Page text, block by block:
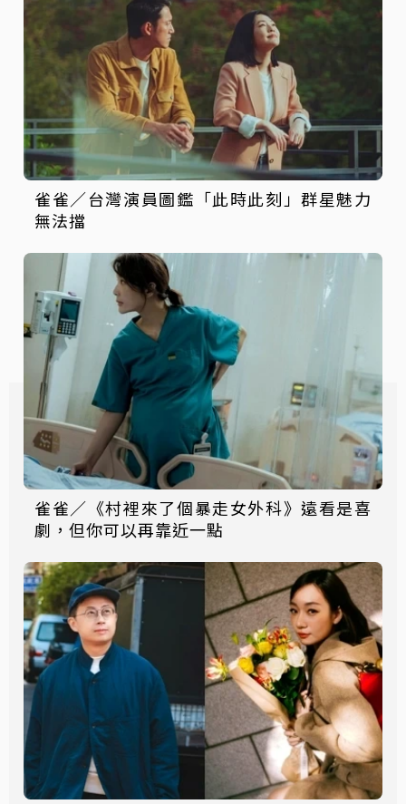
雀雀／台灣演員圖鑑「此時此刻」群星魅力
無法擋
雀雀／《村裡來了個暴走女外科》遠看是喜
劇，但你可以再靠近一點